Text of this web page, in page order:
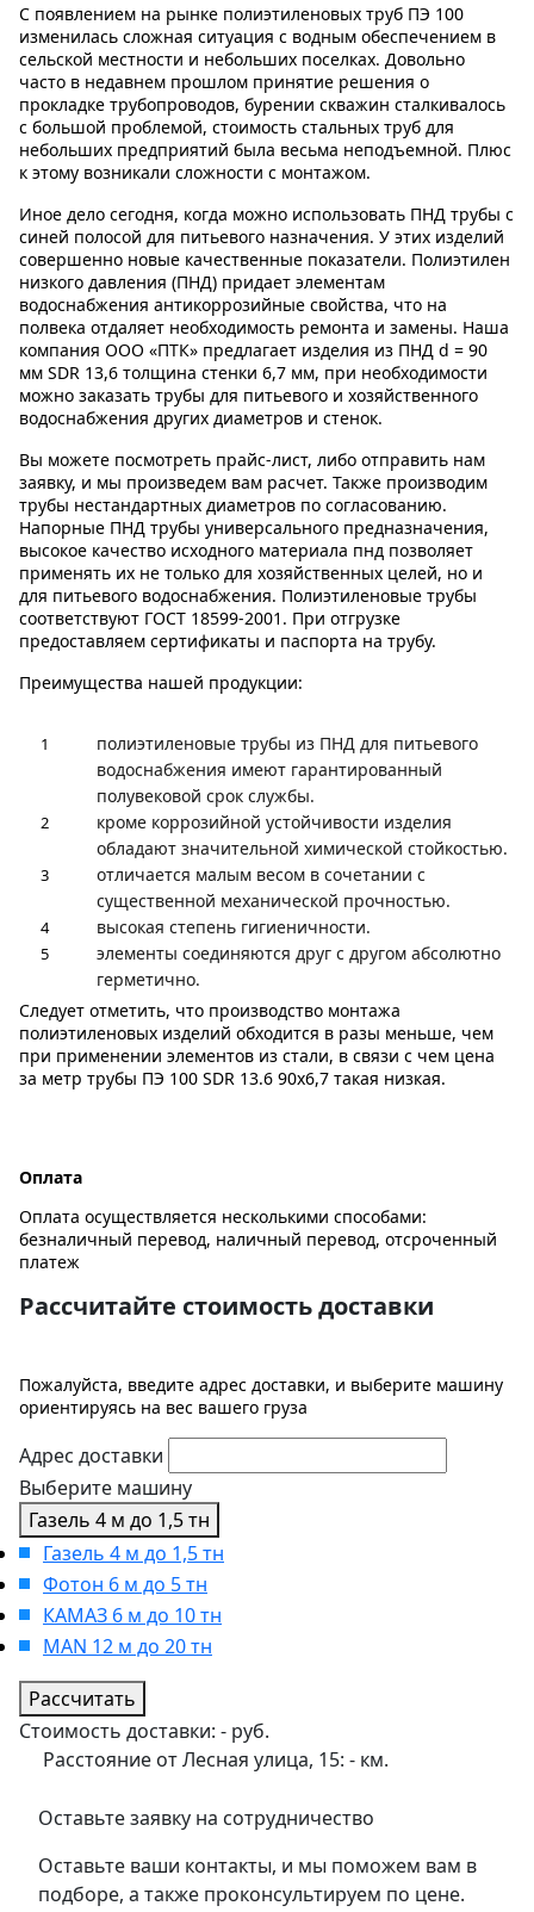
С появлением на рынке полиэтиленовых труб ПЭ 100
изменилась сложная ситуация с водным обеспечением в
сельской местности и небольших поселках. Довольно
часто в недавнем прошлом принятие решения о
прокладке трубопроводов, бурении скважин сталкивалось
с большой проблемой, стоимость стальных труб для
небольших предприятий была весьма неподъемной. Плюс
к этому возникали сложности с монтажом.
Иное дело сегодня, когда можно использовать ПНД трубы с
синей полосой для питьевого назначения. У этих изделий
совершенно новые качественные показатели. Полиэтилен
низкого давления (ПНД) придает элементам
водоснабжения антикоррозийные свойства, что на
полвека отдаляет необходимость ремонта и замены. Наша
компания ООО «ПТК» предлагает изделия из ПНД d = 90
мм SDR 13,6 толщина стенки 6,7 мм, при необходимости
можно заказать трубы для питьевого и хозяйственного
водоснабжения других диаметров и стенок.
Вы можете посмотреть прайс-лист, либо отправить нам
заявку, и мы произведем вам расчет. Также производим
трубы нестандартных диаметров по согласованию.
Напорные ПНД трубы универсального предназначения,
высокое качество исходного материала пнд позволяет
применять их не только для хозяйственных целей, но и
для питьевого водоснабжения. Полиэтиленовые трубы
соответствуют ГОСТ 18599-2001. При отгрузке
предоставляем сертификаты и паспорта на трубу.
Преимущества нашей продукции:
полиэтиленовые трубы из ПНД для питьевого
водоснабжения имеют гарантированный
полувековой срок службы.
кроме коррозийной устойчивости изделия
обладают значительной химической стойкостью.
отличается малым весом в сочетании с
существенной механической прочностью.
высокая степень гигиеничности.
элементы соединяются друг с другом абсолютно
герметично.
Следует отметить, что производство монтажа
полиэтиленовых изделий обходится в разы меньше, чем
при применении элементов из стали, в связи с чем цена
за метр трубы ПЭ 100 SDR 13.6 90х6,7 такая низкая.
Оплата
Оплата осуществляется несколькими способами:
безналичный перевод, наличный перевод, отсроченный
платеж
Рассчитайте стоимость доставки
Пожалуйста, введите адрес доставки, и выберите машину
ориентируясь на вес вашего груза
Адрес доставки
Выберите машину
Газель 4 м до 1,5 тн
Газель 4 м до 1,5 тн
Фотон 6 м до 5 тн
КАМАЗ 6 м до 10 тн
MAN 12 м до 20 тн
Рассчитать
Стоимость доставки: - руб.
Расстояние от Лесная улица, 15: - км.
Оставьте заявку на сотрудничество
Оставьте ваши контакты, и мы поможем вам в
подборе, а также проконсультируем по цене.